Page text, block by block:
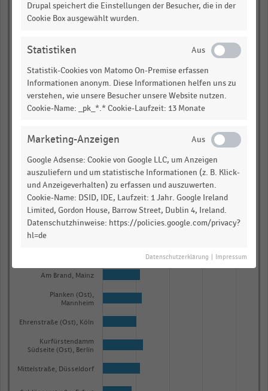
Hutfiltern, Braunschweig
Hochstraße (Mitte),
Münsterplatz, Ulm
Planken (Ost),
Mannheim
Bürgermeister-Fischer-
Straße, Augsburg
Obernstraße, Bremen
Zeppelinstraße, Köln
Oldenburg
Am Brand, Mainz
Ehrenstraße (Ost), Köln
Kurfürstendamm
Südseite (Ost), Berlin
Mittelstraße, Düsseldorf
Drupal speichert die Einstellungen der Besucher, die in der
Cookie Box ausgewählt wurden.
Statistiken
Statistik-Cookies von Matomo On-Premise erfassen
Informationen anonym. Diese Informationen helfen uns zu
verstehen, wie unsere Besucher unsere Website nutzen.
Cookie-Name: _pk_*.* Cookie-Laufzeit: 13 Monate
Marketing-Anzeigen
Google Adsense: Cookie von Google LLC, um Anzeigen
auszuliefern und um statistische Informationen (z. B. Klick-
und Anzeigeverhalten) zu erfassen und auszuwerten.
Cookie-Name: DSID, IDE, Laufzeit: 1 Jahr. Google Ireland
Limited, Gordon House, Barrow Street, Dublin 4, Ireland.
Datenschutzhinweise: https://policies.google.com/privacy?
hl=de
Datenschutzerklärung Impressum